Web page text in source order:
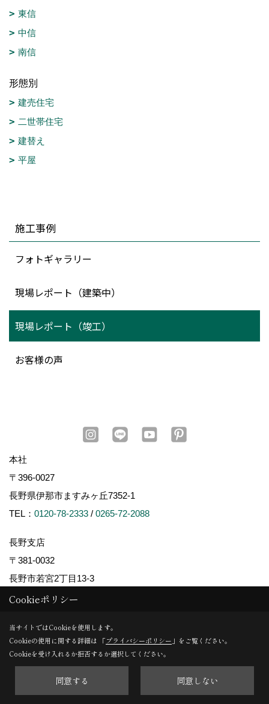
東信
中信
南信
形態別
建売住宅
二世帯住宅
建替え
平屋
施工事例
フォトギャラリー
現場レポート（建築中）
現場レポート（竣工）
お客様の声
本社
〒396-0027
長野県伊那市ますみヶ丘7352-1
TEL： 0120-78-2333 / 0265-72-2088
長野支店
〒381-0032
長野市若宮2丁目13-3
TEL： 026-254-5585
松本支店
〒390-0852
0263-40-5002
Cookieポリシー
当サイトではCookieを使用します。
Cookieの使用に関する詳細は 「プライバシーポリシー 」をご覧ください。
Cookieを受け入れるか拒否するか選択してください。
同意する 同意しない